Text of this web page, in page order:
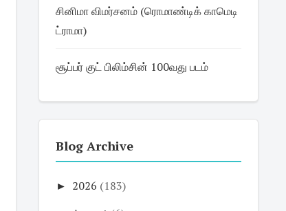
சினிமா விமர்சனம் (ரொமாண்டிக் காமெடி
ட்ராமா)
சூப்பர் குட் பிலிம்சின் 100வது படம்
Blog Archive
► 2026 (183)